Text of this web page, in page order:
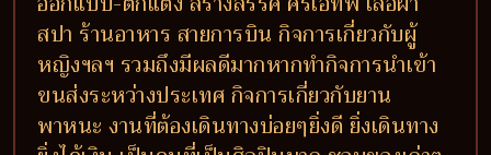
สปา ร้านอาหาร สายการบิน กิจการเกี่ยวกับผู้
หญิงฯลฯ รวมถึงมีผลดีมากหากทำกิจการนำเข้า
ขนส่งระหว่างประเทศ กิจการเกี่ยวกับยาน
พาหนะ งานที่ต้องเดินทางบ่อยๆยิ่งดี ยิ่งเดินทาง